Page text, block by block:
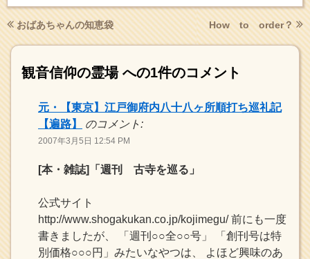
おばあちゃんの知恵袋 How to order？
観音信仰の霊場への1件のコメント
元・【東京】江戸御府内八十八ヶ所順打ち巡礼記
【遍路】
のコメント:
2007年3月5日 12:54 PM
[本・雑誌]「週刊 古寺を巡る」
公式サイト
http://www.shogakukan.co.jp/kojimegu/ 前にも一度
書きましたが、 「週刊○○全○○号」 「創刊号は特
別価格○○○円」みたいなやつは、 よほど興味のあ